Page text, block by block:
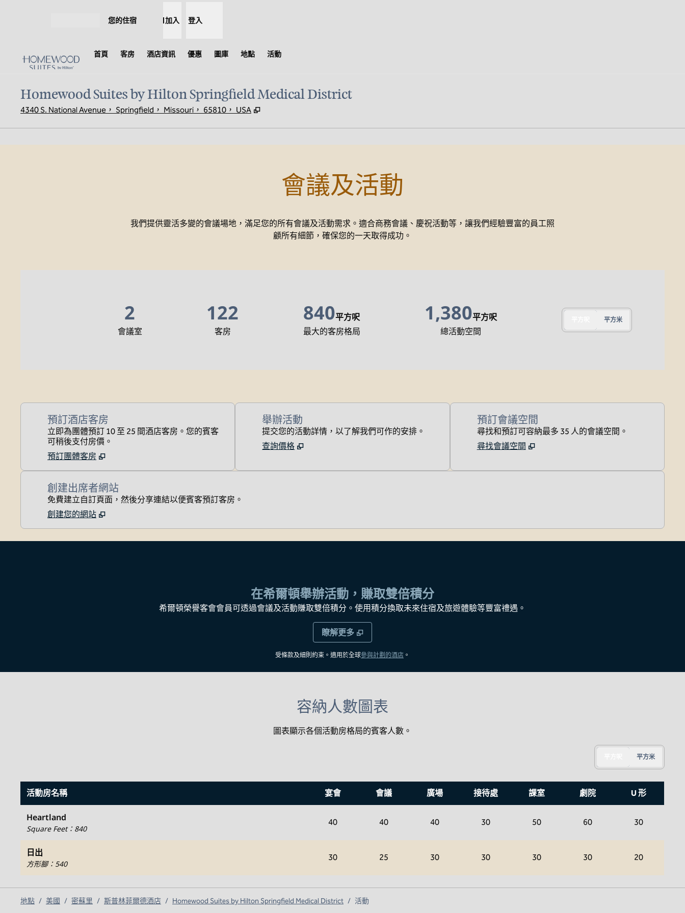
您的住宿 加入 登入
首頁 客房 酒店資訊 優惠 圖庫 地點 活動
Homewood Suites by Hilton Springfield Medical District
4340 S. National Avenue， Springfield， Missouri， 65810， USA ,
1/3
會議及活動
我們提供靈活多變的會議場地，滿足您的所有會議及活動需求。適合商務會議、慶祝活動等，讓我們經驗豐富的員工照
顧所有細節，確保您的一天取得成功。
2
會議室
122
客房
840平方呎
平方呎
最大的客房格局
1,380平方呎
平方呎總活動空間
平方米
預訂酒店客房
立即為團體預訂 10 至 25 間酒店客房。您的賓客
可稍後支付房價。
預訂團體客房
舉辦活動
提交您的活動詳情，以了解我們可作的安排。
查詢價格
預訂會議空間
尋找和預訂可容納最多 35 人的會議空間。
尋找會議空間
創建出席者網站
免費建立自訂頁面，然後分享連結以便賓客預訂客房。
創建您的網站
在希爾頓舉辦活動，賺取雙倍積分
希爾頓榮譽客會會員可透過會議及活動賺取雙倍積分。使用積分換取未來住宿及旅遊體驗等豐富禮遇。
瞭解更多
受條款及細則約束。適用於全球參與計劃的酒店，。
容納人數圖表
圖表顯示各個活動房格局的賓客人數。
平方米
活動房名稱 宴會 會議 廣場 接待處 課室 劇院 U 形
Heartland
Square Feet： 840
40 40 40 30 50 60 30
日出
方形腳： 540
30 25 30 30 30 30 20
地點 / 美國 / 密蘇里 / 斯普林菲爾德酒店 / Homewood Suites by Hilton Springfield Medical District / 活動